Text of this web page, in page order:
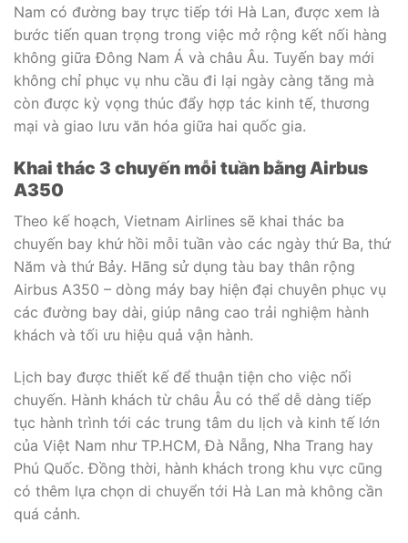
Nam có đường bay trực tiếp tới Hà Lan, được xem là
bước tiến quan trọng trong việc mở rộng kết nối hàng
không giữa Đông Nam Á và châu Âu. Tuyến bay mới
không chỉ phục vụ nhu cầu đi lại ngày càng tăng mà
còn được kỳ vọng thúc đẩy hợp tác kinh tế, thương
mại và giao lưu văn hóa giữa hai quốc gia.
Khai thác 3 chuyến mỗi tuần bằng Airbus
A350
Theo kế hoạch, Vietnam Airlines sẽ khai thác ba
chuyến bay khứ hồi mỗi tuần vào các ngày thứ Ba, thứ
Năm và thứ Bảy. Hãng sử dụng tàu bay thân rộng
Airbus A350 – dòng máy bay hiện đại chuyên phục vụ
các đường bay dài, giúp nâng cao trải nghiệm hành
khách và tối ưu hiệu quả vận hành.
Lịch bay được thiết kế để thuận tiện cho việc nối
chuyến. Hành khách từ châu Âu có thể dễ dàng tiếp
tục hành trình tới các trung tâm du lịch và kinh tế lớn
của Việt Nam như TP.HCM, Đà Nẵng, Nha Trang hay
Phú Quốc. Đồng thời, hành khách trong khu vực cũng
có thêm lựa chọn di chuyển tới Hà Lan mà không cần
quá cảnh.